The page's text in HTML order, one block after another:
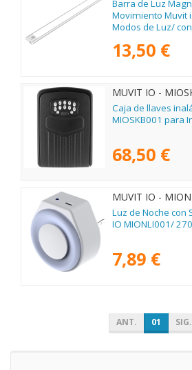
Barra de Luz
Movimiento Muvit
Modos de Luz/
13,50 €
MUVIT IO -
Caja de llaves
MIOSKB001 para
68,50 €
MUVIT IO -
Luz de Noche con
IO MIONLI001/
7,89 €
ANT. 01 SIG.